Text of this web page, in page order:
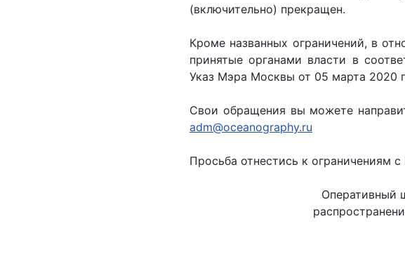
(включительно) прекращен.
Кроме названных ограничений, в
принятые органами власти в
Указ Мэра Москвы от 05 марта 2020
Свои обращения вы можете
adm@oceanography.ru
Просьба отнестись к ограничениям
Оперативный